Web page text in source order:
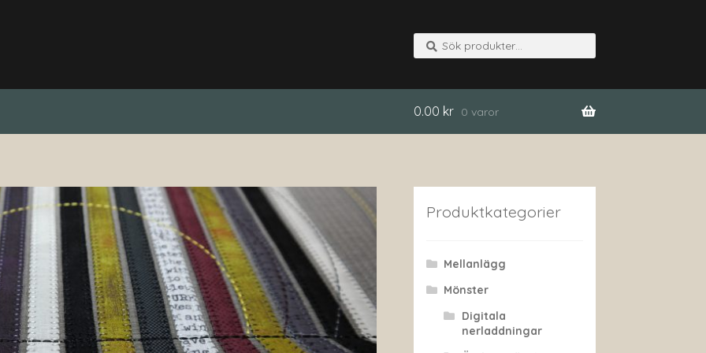
Sök
efter:
Sök
0.00 kr 0 varor
Produktkategorier
Mellanlägg
Mönster
Digitala
nerladdningar